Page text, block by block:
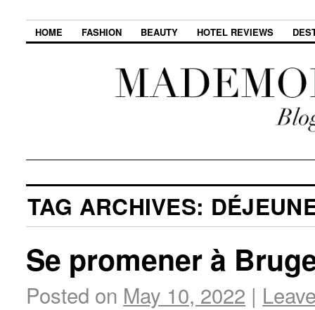
HOME FASHION BEAUTY HOTEL REVIEWS
TAG ARCHIVES:
Se promener à
Posted on May 10, 2022 |